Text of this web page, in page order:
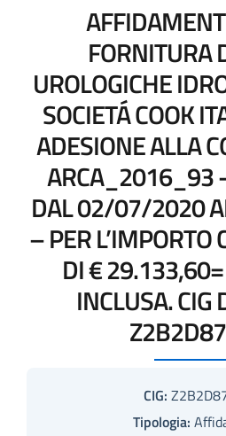
FORNITURA
UROLOGICHE
SOCIETÁ COOK
ADESIONE ALLA
ARCA_2016_93
DAL 02/07/2020
– PER L’IMPORTO
DI € 29.133,60=
INCLUSA. CIG
CIG:
Tipologia: